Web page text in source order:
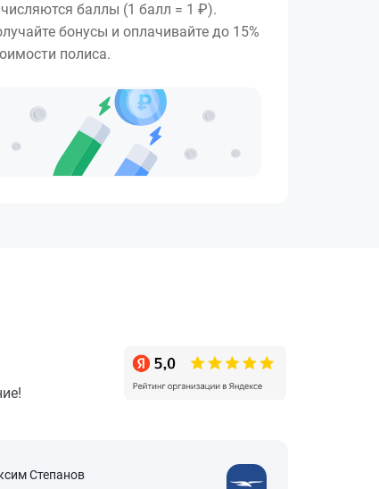
баллы (1 балл = 1 ₽).
бонусы и оплачивайте до 15%
полиса.
Степанов